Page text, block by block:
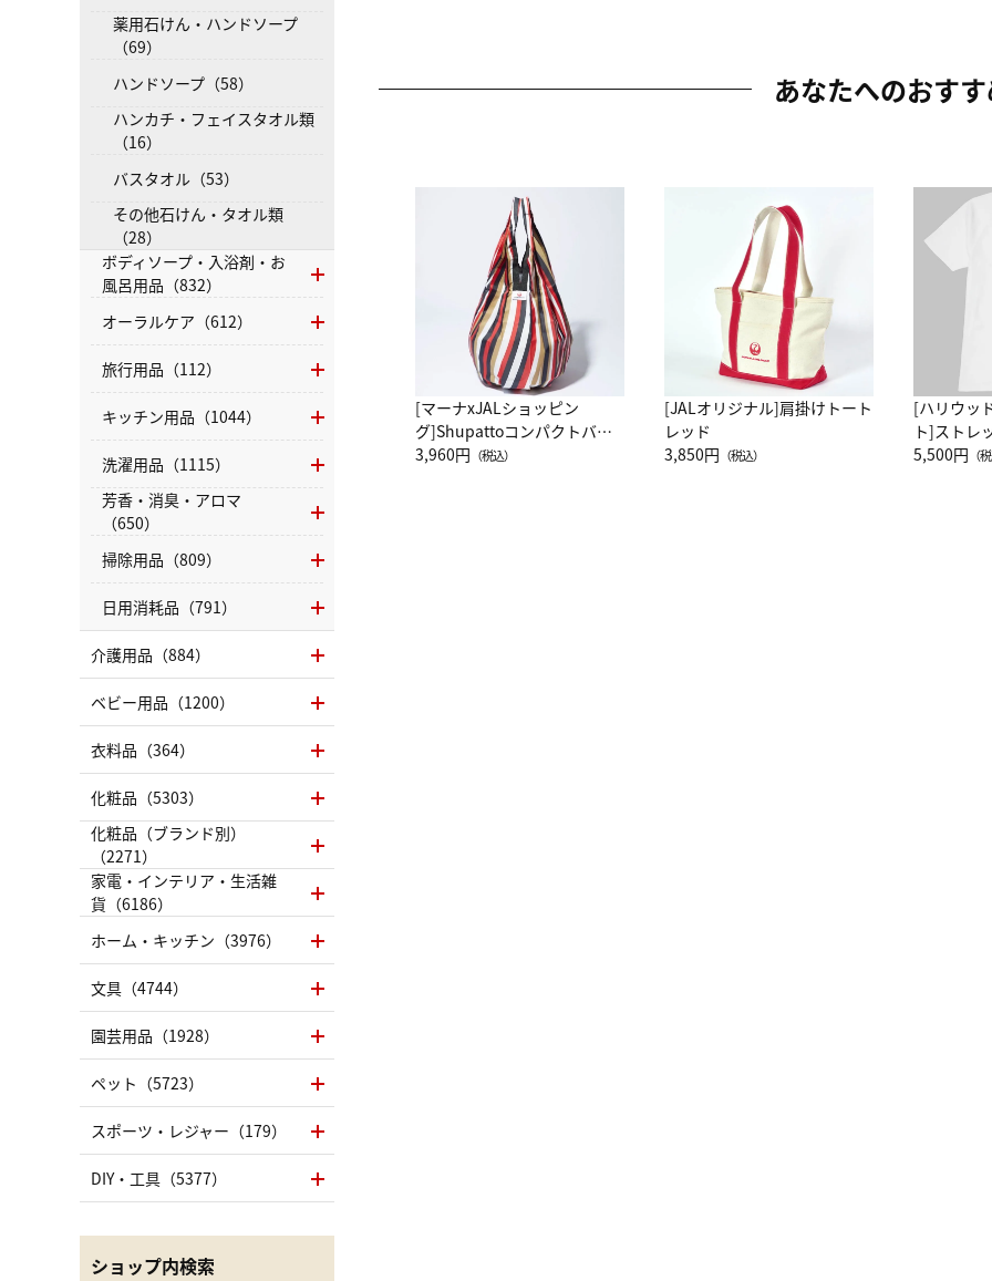
あなたへのおす
[マーナxJALショッピン
グ]Shupattoコンパクトバッ
グ Drop JAL客室乗務員
3,960円 （税込）
[JALオリジナル]肩掛けトート
レッド
3,850円 （税込）
[ハリウッ
ト]ストレ
ーネック別
5,500円 （
薬用石けん・ハンドソープ
（69）
ハンドソープ（58）
ハンカチ・フェイスタオル類
（16）
バスタオル（53）
その他石けん・タオル類
（28）
ボディソープ・入浴剤・お
風呂用品（832）
オーラルケア（612）
旅行用品（112）
キッチン用品（1044）
洗濯用品（1115）
芳香・消臭・アロマ
（650）
掃除用品（809）
日用消耗品（791）
介護用品（884）
ベビー用品（1200）
衣料品（364）
化粧品（5303）
化粧品（ブランド別）
（2271）
家電・インテリア・生活雑
貨（6186）
ホーム・キッチン（3976）
文具（4744）
園芸用品（1928）
ペット（5723）
スポーツ・レジャー（179）
DIY・工具（5377）
ショップ内検索